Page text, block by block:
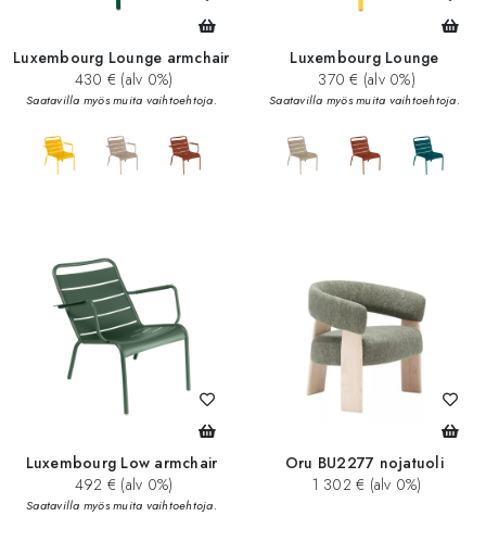
Luxembourg Lounge armchair
430 € (alv 0%)
Saatavilla myös muita vaihtoehtoja.
Luxembourg Lounge
370 € (alv 0%)
Saatavilla myös muita vaihtoehtoja.
Luxembourg Low armchair
492 € (alv 0%)
Saatavilla myös muita vaihtoehtoja.
Oru BU2277 nojatuoli
1 302 € (alv 0%)